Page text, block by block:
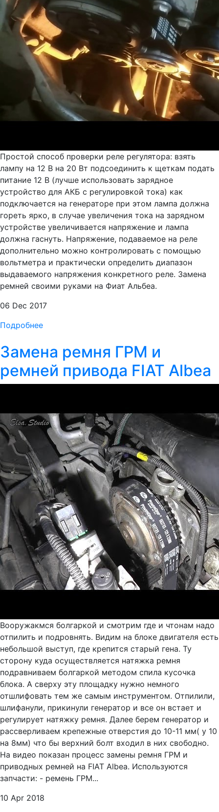
Простой способ проверки реле регулятора: взять
лампу на 12 В на 20 Вт подсоединить к щеткам подать
питание 12 В (лучше использовать зарядное
устройство для АКБ с регулировкой тока) как
подключается на генераторе при этом лампа должна
гореть ярко, в случае увеличения тока на зарядном
устройстве увеличивается напряжение и лампа
должна гаснуть. Напряжение, подаваемое на реле
дополнительно можно контролировать с помощью
вольтметра и практически определить диапазон
выдаваемого напряжения конкретного реле. Замена
ремней своими руками на Фиат Альбеа.
06 Dec 2017
Подробнее
Замена ремня ГРМ и
ремней привода FIAT Albea
Вооружакмся болгаркой и смотрим где и чтонам надо
отпилить и подровнять. Видим на блоке двигателя есть
небольшой выступ, где крепится старый гена. Ту
сторону куда осуществляется натяжка ремня
подравниваем болгаркой методом спила кусочка
блока. А сверху эту площадку нужно немного
отшлифовать тем же самым инструментом. Отпилили,
шлифанули, прикинули генератор и все он встает и
регулирует натяжку ремня. Далее берем генератор и
рассверливаем крепежные отверстия до 10-11 мм( у 10
на 8мм) что бы верхний болт входил в них свободно.
На видео показан процесс замены ремня ГРМ и
приводных ремней на FIAT Albea. Используются
запчасти: - ремень ГРМ...
10 Apr 2018